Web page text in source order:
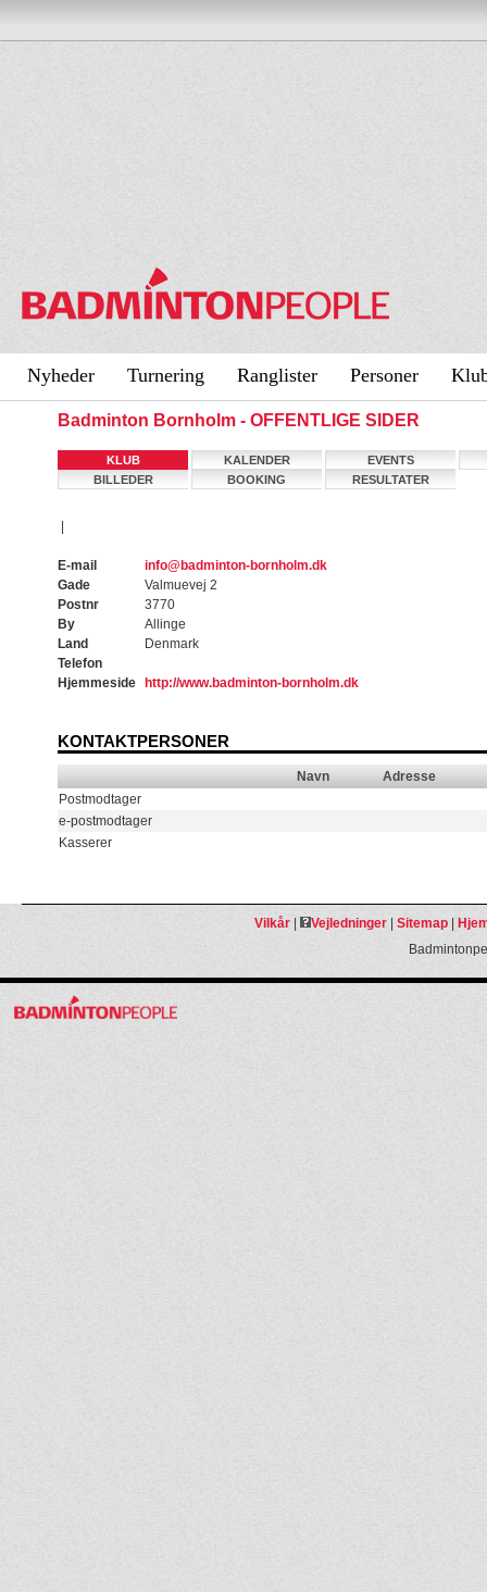
Nyheder Turnering Ranglister Personer
Badminton Bornholm - OFFENTLIGE SIDER
KLUB KALENDER
EVENTS
BILLEDER
BOOKING RESULTATER
E-mail
info@badminton-bornholm.dk
Gade
Valmuevej 2
Postnr
3770
By
Allinge
Land
Denmark
Telefon
Hjemmeside
http://www.badminton-bornholm.dk
KONTAKTPERSONER
Navn
Adresse
Postmodtager
e-postmodtager
Kasserer
Vilkår| Vejledninger| Sitemap|